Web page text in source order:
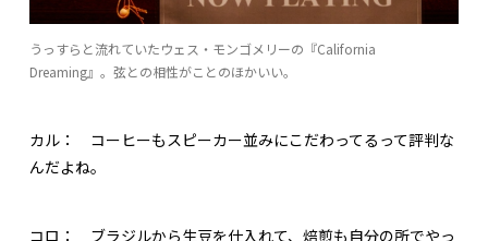
うっすらと流れていたウェス・モンゴメリーの『California
Dreaming』。弦との相性がことのほかいい。
カル： コーヒーもスピーカー並みにこだわってるって評判な
んだよね。
コロ： ブラジルから生豆を仕入れて、焙煎も自分の所でやっ